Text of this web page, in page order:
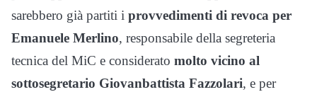
sarebbero già partiti i provvedimenti di revoca per
Emanuele Merlino, responsabile della segreteria
tecnica del MiC e considerato molto vicino al
sottosegretario Giovanbattista Fazzolari, e per